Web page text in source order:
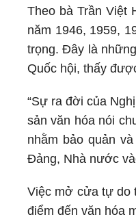
Theo bà Trần Việt
năm 1946, 1959,
trọng. Đây là
Quốc hội, thấy
“Sự ra đời của
sản văn hóa nói
nhằm bảo quản
Đảng, Nhà nước
Việc mở cửa tự do
điểm đến văn hóa